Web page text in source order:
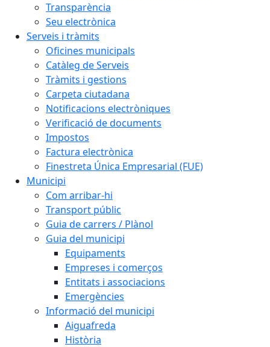
Transparència
Seu electrònica
Serveis i tràmits
Oficines municipals
Catàleg de Serveis
Tràmits i gestions
Carpeta ciutadana
Notificacions electròniques
Verificació de documents
Impostos
Factura electrònica
Finestreta Única Empresarial (FUE)
Municipi
Com arribar-hi
Transport públic
Guia de carrers / Plànol
Guia del municipi
Equipaments
Empreses i comerços
Entitats i associacions
Emergències
Informació del municipi
Aiguafreda
Història